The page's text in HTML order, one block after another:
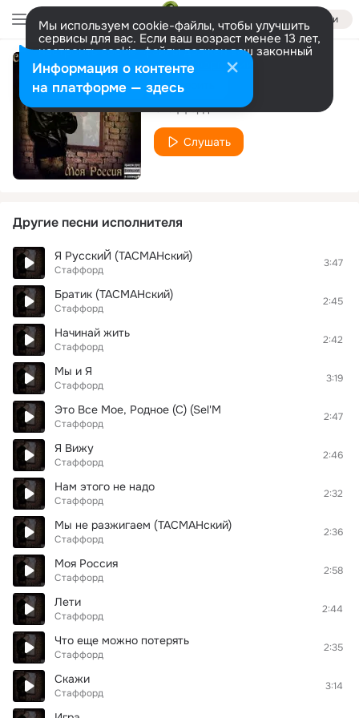
Войти
Мы используем cookie-файлы, чтобы улучшить
сервисы для вас. Если ваш возраст менее 13 лет,
настроить cookie-файлы должен ваш законный
представитель. Больше информации
Разрешить все Настроить
Слава России
Стаффорд
Слушать
Другие песни исполнителя
Я РусскиЙ (ТАСМАНский)
Стаффорд
3:47
Братик (ТАСМАНский)
Стаффорд
2:45
Начинай жить
Стаффорд
2:42
Мы и Я
Стаффорд
3:19
Это Все Мое, Родное (C) (Sel'M
Стаффорд
2:47
Я Вижу
Стаффорд
2:46
Нам этого не надо
Стаффорд
2:32
Мы не разжигаем (ТАСМАНский)
Стаффорд
2:36
Моя Россия
Стаффорд
2:58
Лети
Стаффорд
2:44
Что еще можно потерять
Стаффорд
2:35
Скажи
Стаффорд
3:14
Информация о контенте
на платформе — здесь